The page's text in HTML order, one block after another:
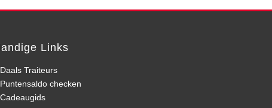
Links
Daals Traiteurs
Puntensaldo checken
Cadeaugids